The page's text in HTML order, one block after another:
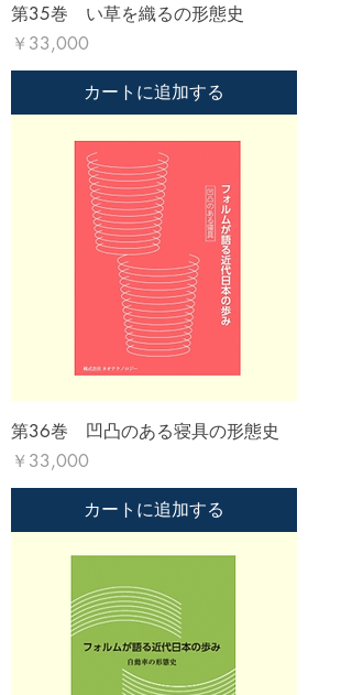
第35巻 い草を織るの形態史
価格
￥33,000
カートに追加する
第36巻 凹凸のある寝具の形態史
価格
￥33,000
カートに追加する